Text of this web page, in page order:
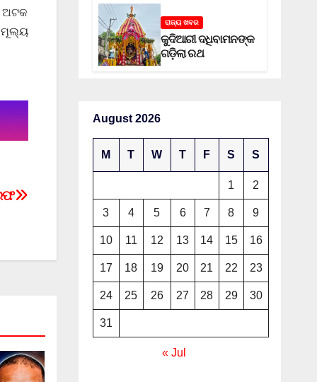
ଅଟକ
ମୂଲ୍ୟ
ରାଜ୍ୟ ଖବର
କୁଦିଆରୀ ଦଧିବାମନଙ୍କ
ଗଡ଼ିଲା ରଥ
August 2026
M T W T F S S
1 2
3 4 5 6 7 8 9
10 11 12 13 14 15 16
17 18 19 20 21 22 23
24 25 26 27 28 29 30
31
« Jul